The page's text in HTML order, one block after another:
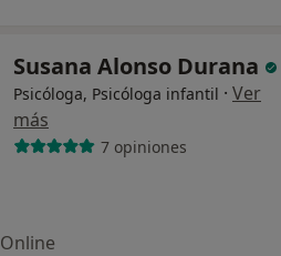
Susana Alonso Durana
Psicóloga, Psicóloga infantil · Ver
más
7 opiniones
Online